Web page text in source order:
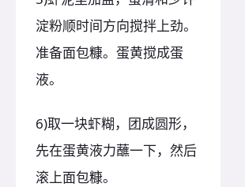
淀粉顺时间方向搅拌上劲。
准备面包糠。蛋黄搅成蛋
液。
6)取一块虾糊，团成圆形，
先在蛋黄液力蘸一下，然后
滚上面包糠。